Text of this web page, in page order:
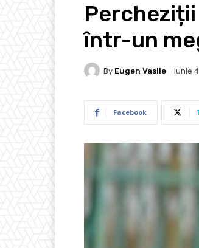
într-un
By Eugen Vasile Iunie
Facebook